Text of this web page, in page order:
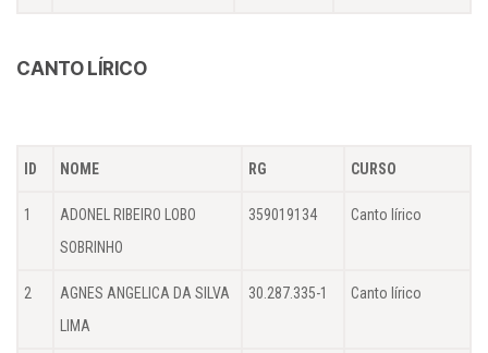
CANTO LÍRICO
ID NOME RG CURSO
1
ADONEL RIBEIRO LOBO
SOBRINHO
359019134 Canto lírico
2
AGNES ANGELICA DA SILVA
LIMA
30.287.335-1 Canto lírico